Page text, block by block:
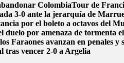
ColombiaTour de
3-0 ante la jerarquía de
por el boleto a octavos del
por amenaza de tormenta
Faraones avanzan en penales y
tras vencer 2-0 a Argelia